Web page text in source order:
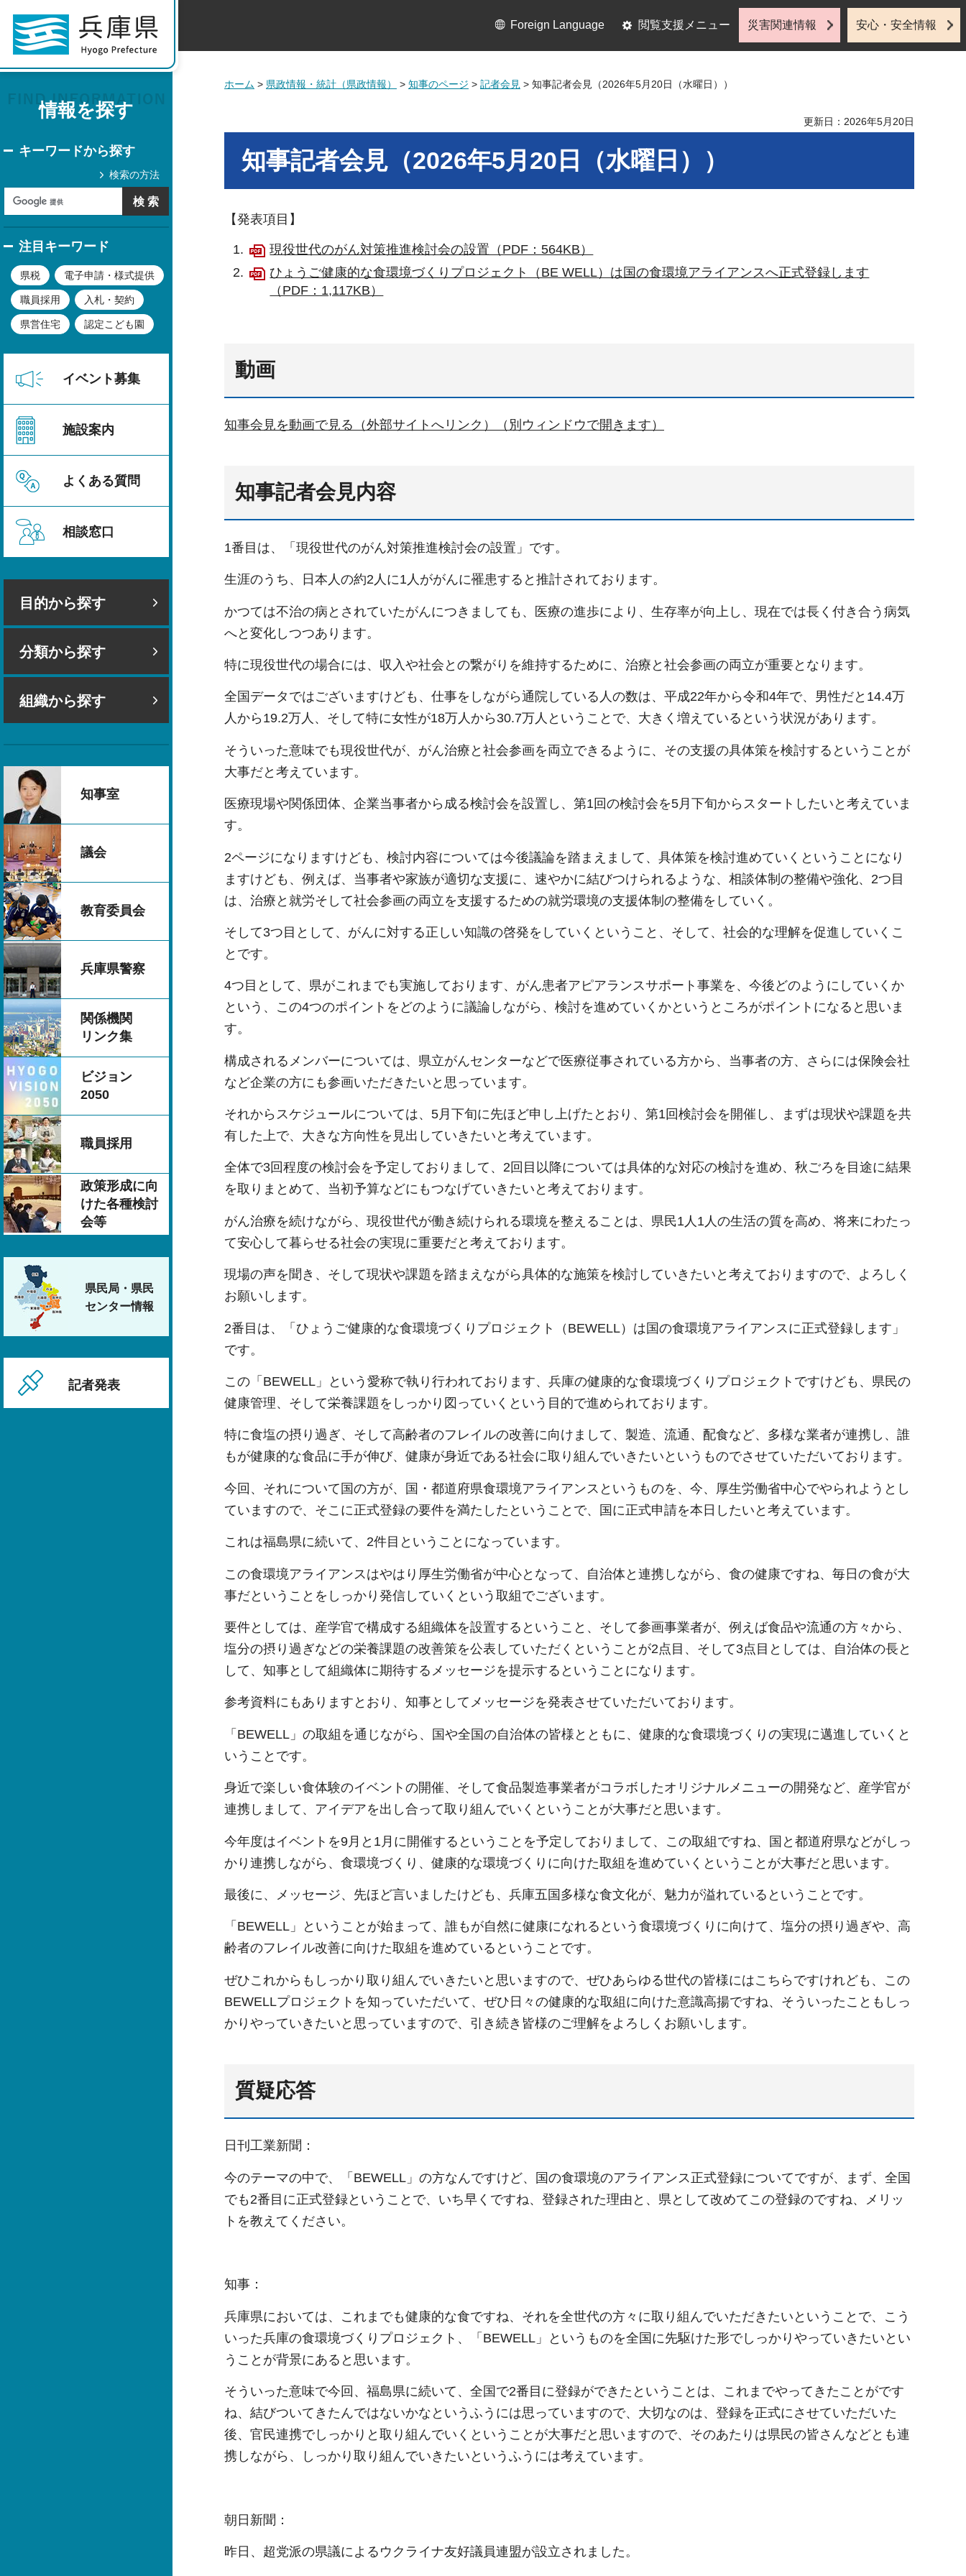
情報を探す
キーワードから探す
検索の方法
注目キーワード
県税 電子申請・様式提供
職員採用 入札・契約
県営住宅 認定こども園
イベント募集
施設案内
よくある質問
相談窓口
目的から探す
分類から探す
組織から探す
知事室
議会
教育委員会
兵庫県警察
関係機関
リンク集
ビジョン
2050
職員採用
政策形成に向
けた各種検討
会等
県民局・県民
センター情報
記者発表
Foreign Language 閲覧支援メニュー 災害関連情報 安心・安全情報
ホーム > 県政情報・統計（県政情報） > 知事のページ > 記者会見 > 知事記者会見（2026年5月20日（水曜日））
更新日：2026年5月20日
知事記者会見（2026年5月20日（水曜日））
【発表項目】
現役世代のがん対策推進検討会の設置（PDF：564KB）
ひょうご健康的な食環境づくりプロジェクト（BE WELL）は国の食環境アライアンスへ正式登録します
（PDF：1,117KB）
動画
知事会見を動画で見る（外部サイトへリンク）（別ウィンドウで開きます）
知事記者会見内容
1番目は、「現役世代のがん対策推進検討会の設置」です。
生涯のうち、日本人の約2人に1人ががんに罹患すると推計されております。
かつては不治の病とされていたがんにつきましても、医療の進歩により、生存率が向上し、現在では長く付き合う病気
へと変化しつつあります。
特に現役世代の場合には、収入や社会との繋がりを維持するために、治療と社会参画の両立が重要となります。
全国データではございますけども、仕事をしながら通院している人の数は、平成22年から令和4年で、男性だと14.4万
人から19.2万人、そして特に女性が18万人から30.7万人ということで、大きく増えているという状況があります。
そういった意味でも現役世代が、がん治療と社会参画を両立できるように、その支援の具体策を検討するということが
大事だと考えています。
医療現場や関係団体、企業当事者から成る検討会を設置し、第1回の検討会を5月下旬からスタートしたいと考えていま
す。
2ページになりますけども、検討内容については今後議論を踏まえまして、具体策を検討進めていくということになり
ますけども、例えば、当事者や家族が適切な支援に、速やかに結びつけられるような、相談体制の整備や強化、2つ目
は、治療と就労そして社会参画の両立を支援するための就労環境の支援体制の整備をしていく。
そして3つ目として、がんに対する正しい知識の啓発をしていくということ、そして、社会的な理解を促進していくこ
とです。
4つ目として、県がこれまでも実施しております、がん患者アピアランスサポート事業を、今後どのようにしていくか
という、この4つのポイントをどのように議論しながら、検討を進めていくかというところがポイントになると思いま
す。
構成されるメンバーについては、県立がんセンターなどで医療従事されている方から、当事者の方、さらには保険会社
など企業の方にも参画いただきたいと思っています。
それからスケジュールについては、5月下旬に先ほど申し上げたとおり、第1回検討会を開催し、まずは現状や課題を共
有した上で、大きな方向性を見出していきたいと考えています。
全体で3回程度の検討会を予定しておりまして、2回目以降については具体的な対応の検討を進め、秋ごろを目途に結果
を取りまとめて、当初予算などにもつなげていきたいと考えております。
がん治療を続けながら、現役世代が働き続けられる環境を整えることは、県民1人1人の生活の質を高め、将来にわたっ
て安心して暮らせる社会の実現に重要だと考えております。
現場の声を聞き、そして現状や課題を踏まえながら具体的な施策を検討していきたいと考えておりますので、よろしく
お願いします。
2番目は、「ひょうご健康的な食環境づくりプロジェクト（BEWELL）は国の食環境アライアンスに正式登録します」
です。
この「BEWELL」という愛称で執り行われております、兵庫の健康的な食環境づくりプロジェクトですけども、県民の
健康管理、そして栄養課題をしっかり図っていくという目的で進められております。
特に食塩の摂り過ぎ、そして高齢者のフレイルの改善に向けまして、製造、流通、配食など、多様な業者が連携し、誰
もが健康的な食品に手が伸び、健康が身近である社会に取り組んでいきたいというものでさせていただいております。
今回、それについて国の方が、国・都道府県食環境アライアンスというものを、今、厚生労働省中心でやられようとし
ていますので、そこに正式登録の要件を満たしたということで、国に正式申請を本日したいと考えています。
これは福島県に続いて、2件目ということになっています。
この食環境アライアンスはやはり厚生労働省が中心となって、自治体と連携しながら、食の健康ですね、毎日の食が大
事だということをしっかり発信していくという取組でございます。
要件としては、産学官で構成する組織体を設置するということ、そして参画事業者が、例えば食品や流通の方々から、
塩分の摂り過ぎなどの栄養課題の改善策を公表していただくということが2点目、そして3点目としては、自治体の長と
して、知事として組織体に期待するメッセージを提示するということになります。
参考資料にもありますとおり、知事としてメッセージを発表させていただいております。
「BEWELL」の取組を通じながら、国や全国の自治体の皆様とともに、健康的な食環境づくりの実現に邁進していくと
いうことです。
身近で楽しい食体験のイベントの開催、そして食品製造事業者がコラボしたオリジナルメニューの開発など、産学官が
連携しまして、アイデアを出し合って取り組んでいくということが大事だと思います。
今年度はイベントを9月と1月に開催するということを予定しておりまして、この取組ですね、国と都道府県などがしっ
かり連携しながら、食環境づくり、健康的な環境づくりに向けた取組を進めていくということが大事だと思います。
最後に、メッセージ、先ほど言いましたけども、兵庫五国多様な食文化が、魅力が溢れているということです。
「BEWELL」ということが始まって、誰もが自然に健康になれるという食環境づくりに向けて、塩分の摂り過ぎや、高
齢者のフレイル改善に向けた取組を進めているということです。
ぜひこれからもしっかり取り組んでいきたいと思いますので、ぜひあらゆる世代の皆様にはこちらですけれども、この
BEWELLプロジェクトを知っていただいて、ぜひ日々の健康的な取組に向けた意識高揚ですね、そういったこともしっ
かりやっていきたいと思っていますので、引き続き皆様のご理解をよろしくお願いします。
質疑応答
日刊工業新聞：
今のテーマの中で、「BEWELL」の方なんですけど、国の食環境のアライアンス正式登録についてですが、まず、全国
でも2番目に正式登録ということで、いち早くですね、登録された理由と、県として改めてこの登録のですね、メリッ
トを教えてください。
知事：
兵庫県においては、これまでも健康的な食ですね、それを全世代の方々に取り組んでいただきたいということで、こう
いった兵庫の食環境づくりプロジェクト、「BEWELL」というものを全国に先駆けた形でしっかりやっていきたいとい
うことが背景にあると思います。
そういった意味で今回、福島県に続いて、全国で2番目に登録ができたということは、これまでやってきたことがです
ね、結びついてきたんではないかなというふうには思っていますので、大切なのは、登録を正式にさせていただいた
後、官民連携でしっかりと取り組んでいくということが大事だと思いますので、そのあたりは県民の皆さんなどとも連
携しながら、しっかり取り組んでいきたいというふうには考えています。
朝日新聞：
昨日、超党派の県議によるウクライナ友好議員連盟が設立されました。